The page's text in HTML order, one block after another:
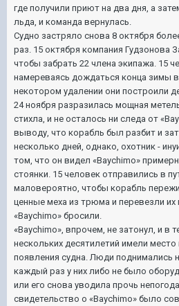
где получили приют на два дня, а
льда, и команда вернулась.
Судно застряло снова 8 октября
раз. 15 октября компания Гудзонова
чтобы забрать 22 члена экипажа. 15
намереваясь дождаться конца зимы
некотором удалении они построили
24 ноября разразилась мощная
стихла, и не осталось ни следа от
выводу, что корабль был разбит и
несколько дней, однако, охотник -
том, что он видел «Baychimo»
стоянки. 15 человек отправились в
маловероятно, чтобы корабль
ценные меха из трюма и перевезли их
«Baychimo» бросили.
«Baychimo», впрочем, не затонул, и в
нескольких десятилетий имели
появления судна. Люди поднимались
каждый раз у них либо не было
или его снова уводила прочь
свидетельство о «Baychimo» было